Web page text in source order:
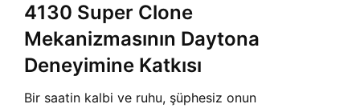
4130 Super Clone
Mekanizmasının Daytona
Deneyimine Katkısı
Bir saatin kalbi ve ruhu, şüphesiz onun